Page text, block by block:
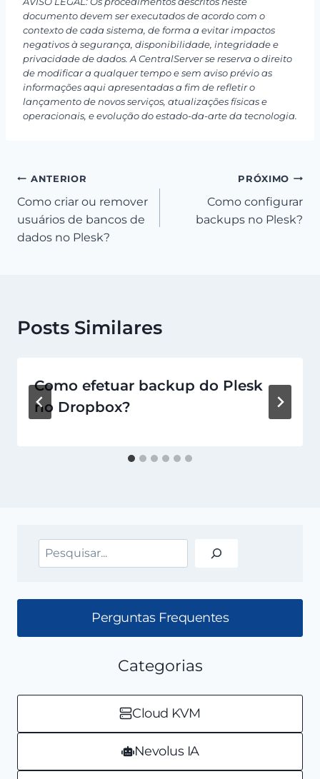
documento devem ser executados de acordo com o
contexto de cada sistema, de forma a evitar impactos
negativos à segurança, disponibilidade, integridade e
privacidade de dados. A CentralServer se reserva o direito
de modificar a qualquer tempo e sem aviso prévio as
informações aqui apresentadas a fim de refletir o
lançamento de novos serviços, atualizações físicas e
operacionais, e evolução do estado-da-arte da tecnologia.
Navegação
de
Post
ANTERIOR
Como criar ou remover
usuários de bancos de
dados no Plesk?
PRÓXIMO
Como configurar
backups no Plesk?
Posts Similares
Como efetuar backup do Plesk
no Dropbox?
Pesquisar
Perguntas Frequentes
Categorias
Cloud KVM
Nevolus IA